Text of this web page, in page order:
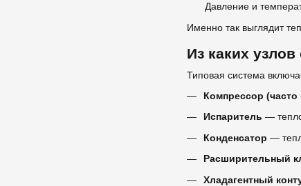
Давление и
Именно так выглядит
Из каких
Типовая система
Компрессор
Испаритель —
Конденсатор —
Расширительный
Хладагентный